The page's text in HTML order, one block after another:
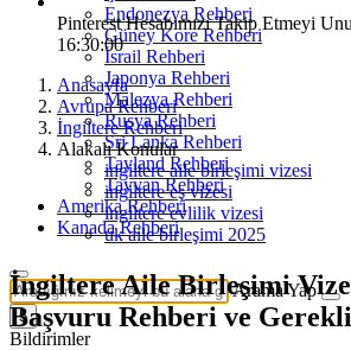
Endonezya Rehberi
Güney Kore Rehberi
İsrail Rehberi
Japonya Rehberi
Malezya Rehberi
Rusya Rehberi
Sri Lanka Rehberi
Tayland Rehberi
Tayvan Rehberi
Amerika Rehberi
Kanada Rehberi
Arama Yap
5
Bildirimler
Pinterest Hesabımızı Takip Etmeyi
16:30:00
Anasayfa
Avrupa Rehberi
İngiltere Rehberi
Alakalı Konular
ingiltere aile birleşimi vizesi
ingiltere eş vizesi
ingiltere evlilik vizesi
uk aile birleşimi 2025
İngiltere Aile Birleşimi
Başvuru Rehberi ve